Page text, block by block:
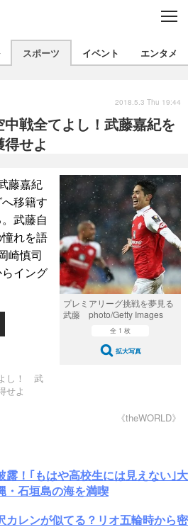
C
E
衣類
バックナンバー
インプレ
国内
写真
スポーツ
文化
出版／映画
ファッション
写真
政治
スポーツ イベント エンタメ
戦全てよし！武藤嘉紀を
せよ
2018.5.3 Thu 19:44
プレミアリーグ挑戦を夢見る
武藤 photo/Getty Images
全 1 枚
拡大写真
藤嘉紀
移籍す
武藤自
れを語
崎慎司
イング
し！ 武
せよ
《theWORLD》
！｢もはや高校生には見えない｣大
・石垣島の海を満喫
レンが似てる？リオ五輪時から密